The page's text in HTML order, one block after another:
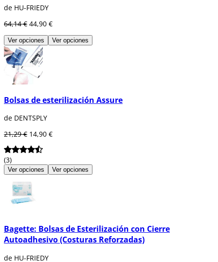
de HU-FRIEDY
64,14 € 44,90 €
Ver opciones Ver opciones
Bolsas de esterilización Assure
de DENTSPLY
21,29 € 14,90 €
(3)
Ver opciones Ver opciones
Bagette: Bolsas de Esterilización con Cierre
Autoadhesivo (Costuras Reforzadas)
de HU-FRIEDY